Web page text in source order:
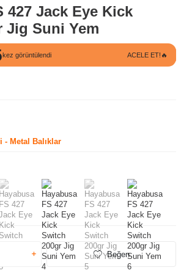
427 Jack Eye Kick
Jig Suni Yem
kez görüntülendi ACELE ET!🔥
- Metal Balıklar
Beğen